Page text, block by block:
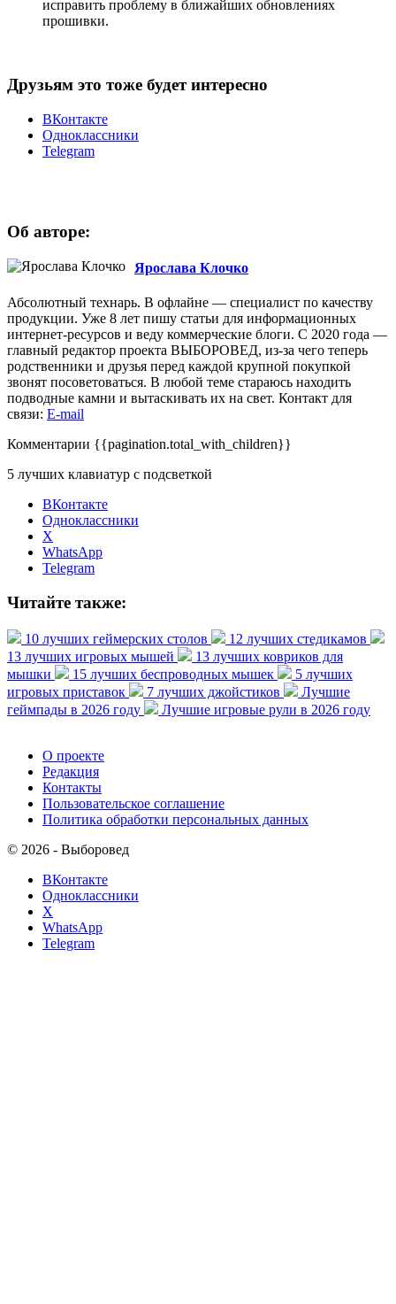
исправить проблему в ближайших обновлениях
прошивки.
Друзьям это тоже будет интересно
ВКонтакте
Одноклассники
Telegram
Об авторе:
Ярослава Клочко
Абсолютный технарь. В офлайне — специалист по качеству
продукции. Уже 8 лет пишу статьи для информационных
интернет-ресурсов и веду коммерческие блоги. С 2020 года —
главный редактор проекта ВЫБОРОВЕД, из-за чего теперь
родственники и друзья перед каждой крупной покупкой
звонят посоветоваться. В любой теме стараюсь находить
подводные камни и вытаскивать их на свет. Контакт для
связи: E-mail
Комментарии {{pagination.total_with_children}}
5 лучших клавиатур с подсветкой
ВКонтакте
Одноклассники
X
WhatsApp
Telegram
Читайте также:
10 лучших геймерских столов
12 лучших стедикамов
13 лучших игровых мышей
13 лучших ковриков для
мышки
15 лучших беспроводных мышек
5 лучших
игровых приставок
7 лучших джойстиков
Лучшие
геймпады в 2026 году
Лучшие игровые рули в 2026 году
О проекте
Редакция
Контакты
Пользовательское соглашение
Политика обработки персональных данных
© 2026 - Выборовед
ВКонтакте
Одноклассники
X
WhatsApp
Telegram